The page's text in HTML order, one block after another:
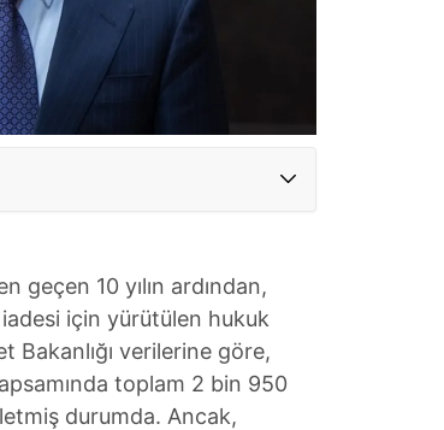
geçen 10 yılın ardından,
için yürütülen hukuk
Bakanlığı verilerine göre,
toplam 2 bin 950
durumda. Ancak,